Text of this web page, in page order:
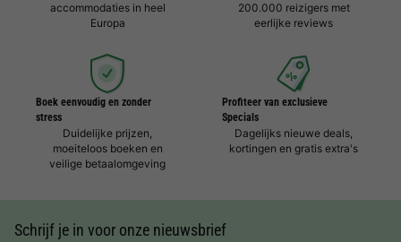
accommodaties in heel
Europa
200.000 reizigers met
eerlijke reviews
Boek eenvoudig en zonder
stress
Duidelijke prijzen,
moeiteloos boeken en
veilige betaalomgeving
Profiteer van exclusieve
Specials
Dagelijks nieuwe deals,
kortingen en gratis extra's
Schrijf je in voor onze nieuwsbrief